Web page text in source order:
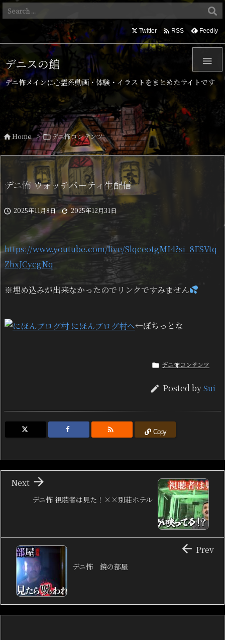

Twitter  RSS Feedly
デニスの館
デニ怖メインに心霊系動画・体験・イラストをまとめたサイトです
Home > デニ怖コンテンツ
デニ怖 ウォッチパーティ生配信
 2025年11月8日  2025年12月31日
https://www.youtube.com/live/SlqceotgMI4?si=8FSVtq
ZhxJCycgNq
※埋め込みが出来なかったのでリンクですみません
←ぽちっとな
 デニ怖コンテンツ
 Posted bySui
 Copy
デニ怖 視聴者は見た！××別荘ホテル

Next
デニ怖 鏡の部屋
 Prev